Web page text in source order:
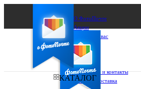
О ФотоПочте
Акции
Сделаем за вас
Бизнесу
FAQ
Франшиза
Поддержка и контакты
Оплата и доставка
КАТАЛОГ